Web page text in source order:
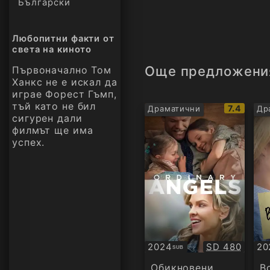
Български
Любопитни факти от
света на киното
Първоначално Том
Ханкс не е искал да
играе Форест Гъмп,
тъй като не бил
сигурен дали
филмът ще има
успех.
Още
Драматични
IMDb
рейтинг:
7.4
2024SUB
Субтитри Качество:
SD 480